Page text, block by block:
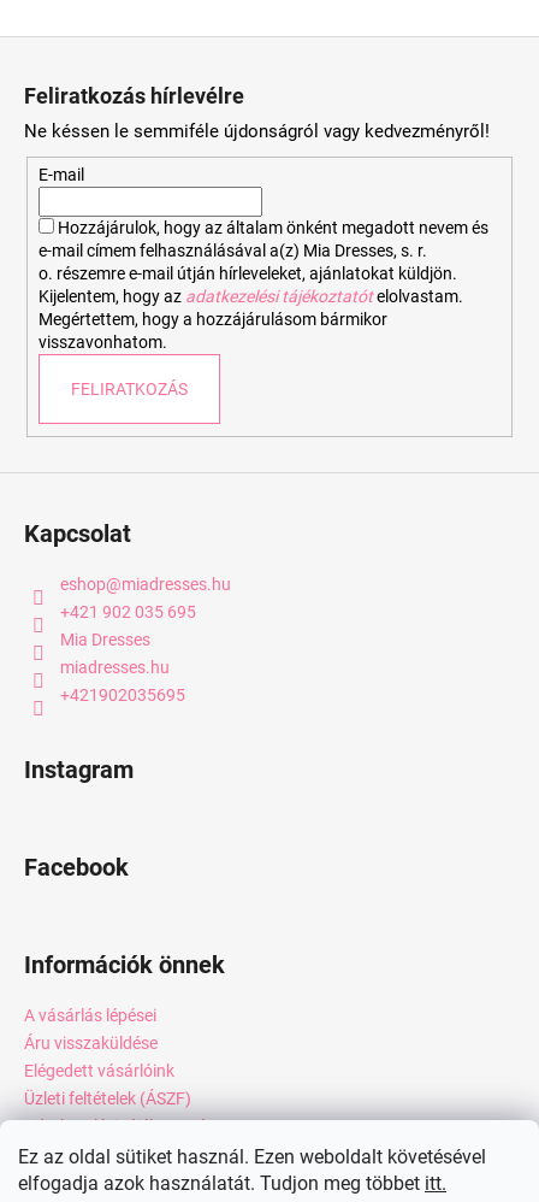
Ez az oldal sütiket használ. Ezen weboldalt követésével
elfogadja azok használatát. Tudjon meg többet itt.
Feliratkozás hírlevélre
Ne késsen le semmiféle újdonságról vagy kedvezményről!
E-mail
Hozzájárulok, hogy az általam önként megadott nevem és
e-mail címem felhasználásával a(z) Mia Dresses, s. r.
o. részemre e-mail útján hírleveleket, ajánlatokat küldjön.
Kijelentem, hogy az adatkezelési tájékoztatót elolvastam.
Megértettem, hogy a hozzájárulásom bármikor
visszavonhatom.
FELIRATKOZÁS
Kapcsolat
eshop@miadresses.hu
+421 902 035 695
Mia Dresses
miadresses.hu
+421902035695
Instagram
Facebook
Információk önnek
A vásárlás lépései
Áru visszaküldése
Elégedett vásárlóink
Üzleti feltételek (ÁSZF)
Adatkezelési tájékoztató
Webáruház értékelése
Kapcsolat